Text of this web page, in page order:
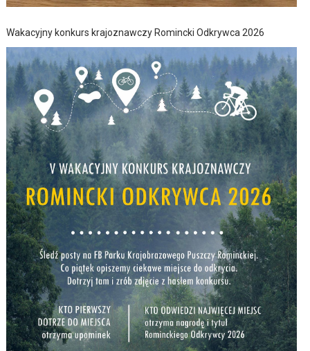
Wakacyjny konkurs krajoznawczy Romincki Odkrywca 2026